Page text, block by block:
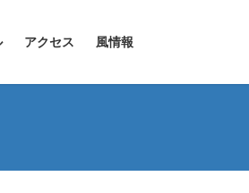
アクセス 風情報